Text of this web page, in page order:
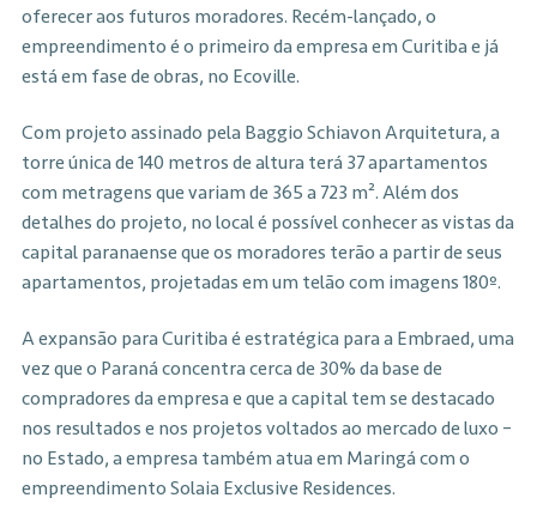
oferecer aos futuros moradores. Recém-lançado, o
empreendimento é o primeiro da empresa em Curitiba e já
está em fase de obras, no Ecoville.
Com projeto assinado pela Baggio Schiavon Arquitetura, a
torre única de 140 metros de altura terá 37 apartamentos
com metragens que variam de 365 a 723 m². Além dos
detalhes do projeto, no local é possível conhecer as vistas da
capital paranaense que os moradores terão a partir de seus
apartamentos, projetadas em um telão com imagens 180º.
A expansão para Curitiba é estratégica para a Embraed, uma
vez que o Paraná concentra cerca de 30% da base de
compradores da empresa e que a capital tem se destacado
nos resultados e nos projetos voltados ao mercado de luxo –
no Estado, a empresa também atua em Maringá com o
empreendimento Solaia Exclusive Residences.